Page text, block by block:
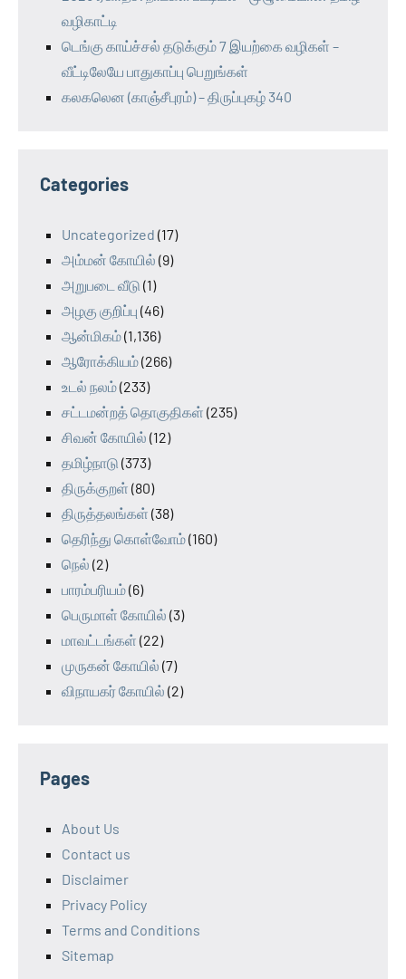
வழிகாட்டி
டெங்கு காய்ச்சல் தடுக்கும் 7 இயற்கை வழிகள் –
வீட்டிலேயே பாதுகாப்பு பெறுங்கள்
கலகலென (காஞ்சீபுரம்) – திருப்புகழ் 340
Categories
Uncategorized (17)
அம்மன் கோயில் (9)
அறுபடை வீடு (1)
அழகு குறிப்பு (46)
ஆன்மிகம்(1,136)
ஆரோக்கியம்(266)
உடல் நலம்(233)
சட்டமன்றத் தொகுதிகள் (235)
சிவன் கோயில் (12)
தமிழ்நாடு (373)
திருக்குறள் (80)
திருத்தலங்கள் (38)
தெரிந்து கொள்வோம்(160)
நெல் (2)
பாரம்பரியம்(6)
பெருமாள் கோயில் (3)
மாவட்டங்கள் (22)
முருகன் கோயில் (7)
விநாயகர் கோயில் (2)
Pages
About Us
Contact us
Disclaimer
Privacy Policy
Terms and Conditions
Sitemap